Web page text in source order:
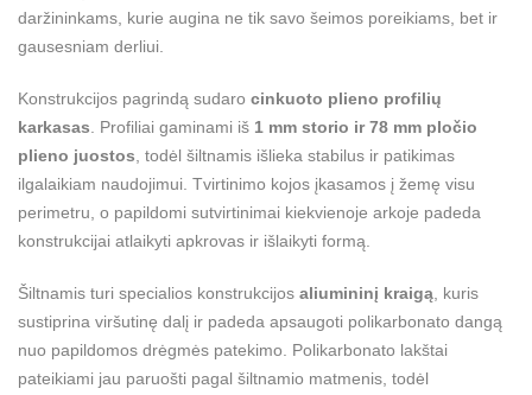
daržininkams, kurie augina ne tik savo šeimos poreikiams, bet ir
gausesniam derliui.
Konstrukcijos pagrindą sudaro cinkuoto plieno profilių
karkasas . Profiliai gaminami iš 1 mm storio ir 78 mm pločio
plieno juostos , todėl šiltnamis išlieka stabilus ir patikimas
ilgalaikiam naudojimui. Tvirtinimo kojos įkasamos į žemę visu
perimetru, o papildomi sutvirtinimai kiekvienoje arkoje padeda
konstrukcijai atlaikyti apkrovas ir išlaikyti formą.
Šiltnamis turi specialios konstrukcijos aliumininį kraigą , kuris
sustiprina viršutinę dalį ir padeda apsaugoti polikarbonato dangą
nuo papildomos drėgmės patekimo. Polikarbonato lakštai
pateikiami jau paruošti pagal šiltnamio matmenis, todėl